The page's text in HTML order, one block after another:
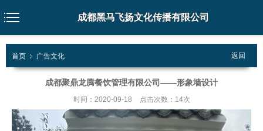
成都黑马飞扬文化传播有限公司
首页 广告文化 返回
成都聚鼎龙腾餐饮管理有限公司——形象墙设计
时间：2020-09-18 点击次数：14次